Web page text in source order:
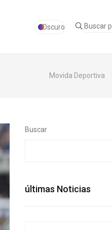
Oscuro
Movida Deportiva
Buscar
últimas Noticias